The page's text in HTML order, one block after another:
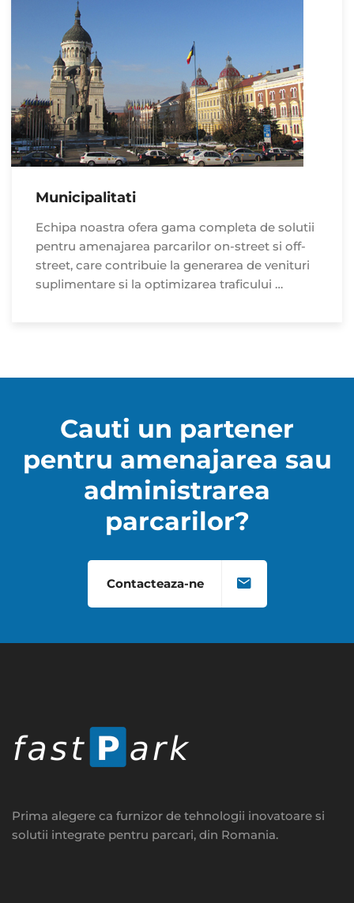
Municipalitati
Echipa noastra ofera gama completa de solutii
pentru amenajarea parcarilor on-street si off-
street, care contribuie la generarea de venituri
suplimentare si la optimizarea traficului …
Cauti un partener
pentru amenajarea sau
administrarea
parcarilor?
Contacteaza-ne
Prima alegere ca furnizor de tehnologii inovatoare si
solutii integrate pentru parcari, din Romania.